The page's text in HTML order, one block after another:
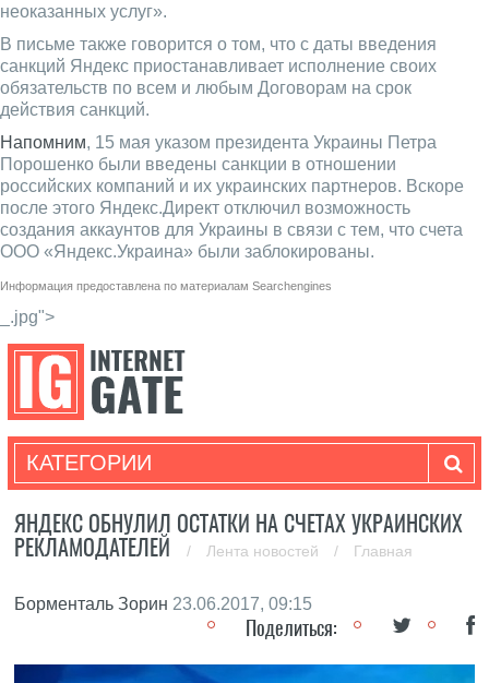
неоказанных услуг».
В письме также говорится о том, что с даты введения
санкций Яндекс приостанавливает исполнение своих
обязательств по всем и любым Договорам на срок
действия санкций.
Напомним, 15 мая указом президента Украины Петра
Порошенко были введены санкции в отношении
российских компаний и их украинских партнеров. Вскоре
после этого Яндекс.Директ отключил возможность
создания аккаунтов для Украины в связи с тем, что счета
ООО «Яндекс.Украина» были заблокированы.
Информация предоставлена по материалам Searchengines
_.jpg">
КАТЕГОРИИ
ЯНДЕКС ОБНУЛИЛ ОСТАТКИ НА СЧЕТАХ УКРАИНСКИХ
РЕКЛАМОДАТЕЛЕЙ
/ Лента новостей / Главная
Борменталь Зорин 23.06.2017, 09:15
Поделиться: